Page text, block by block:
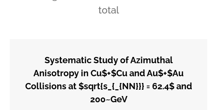
total
Systematic Study of Azimuthal
Anisotropy in Cu$+$Cu and Au$+$Au
Collisions at $sqrt{s_{_{NN}}} = 62.4$ and
200~GeV